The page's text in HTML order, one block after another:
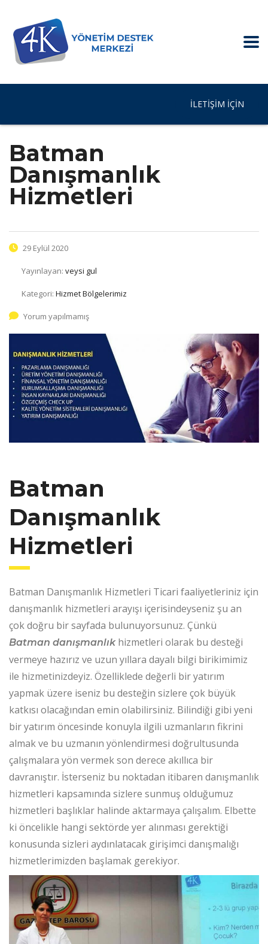
İLETIŞIM IÇIN
Batman
Danışmanlık
Hizmetleri
29 Eylül 2020
Yayınlayan: veysi gul
Kategori: Hizmet Bölgelerimiz
Yorum yapılmamış
Batman
Danışmanlık
Hizmetleri
Batman Danışmanlık Hizmetleri Ticari faaliyetleriniz için
danışmanlık hizmetleri arayışı içerisindeyseniz şu an
çok doğru bir sayfada bulunuyorsunuz. Çünkü
Batman danışmanlıkhizmetleri olarak bu desteği
vermeye hazırız ve uzun yıllara dayalı bilgi birikimimiz
ile hizmetinizdeyiz. Özelliklede değerli bir yatırım
yapmak üzere iseniz bu desteğin sizlere çok büyük
katkısı olacağından emin olabilirsiniz. Bilindiği gibi yeni
bir yatırım öncesinde konuyla ilgili uzmanların fikrini
almak ve bu uzmanın yönlendirmesi doğrultusunda
çalışmalara yön vermek son derece akıllıca bir
davranıştır. İsterseniz bu noktadan itibaren danışmanlık
hizmetleri kapsamında sizlere sunmuş olduğumuz
hizmetleri başlıklar halinde aktarmaya çalışalım. Elbette
ki öncelikle hangi sektörde yer alınması gerektiği
konusunda sizleri aydınlatacak girişimci danışmalığı
hizmetlerimizden başlamak gerekiyor.